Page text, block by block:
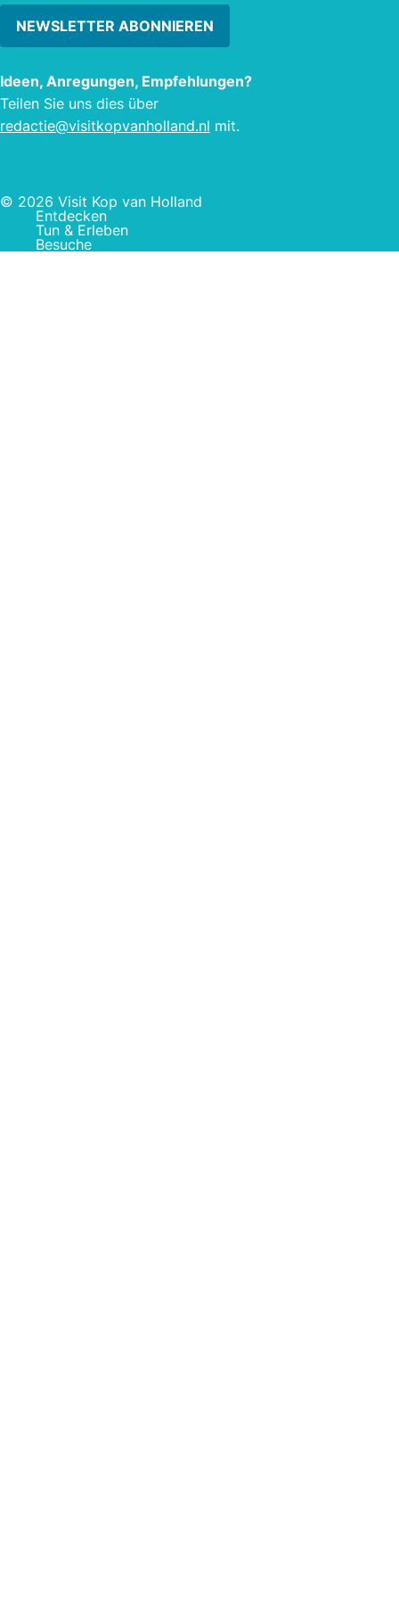
NEWSLETTER ABONNIEREN
Ideen, Anregungen, Empfehlungen?
Teilen Sie uns dies über
redactie@visitkopvanholland.nl mit.
© 2026 Visit Kop van Holland
Entdecken
Tun & Erleben
Besuche